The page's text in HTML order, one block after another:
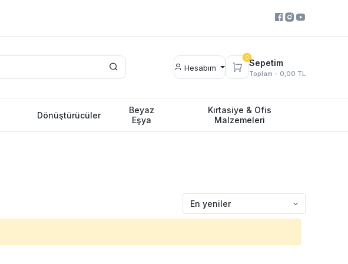
Hesabım
0
Sepetim
Toplam - 0,00 TL
Dönüştürücüler
Beyaz
Eşya
Kırtasiye & Ofis
Malzemeleri